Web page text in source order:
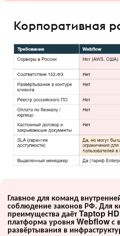
Корпоративная
Главное для команд
соблюдение законов РФ. Для
преимущества даёт Taptop
платформа уровня Webflow с
развёртывания в